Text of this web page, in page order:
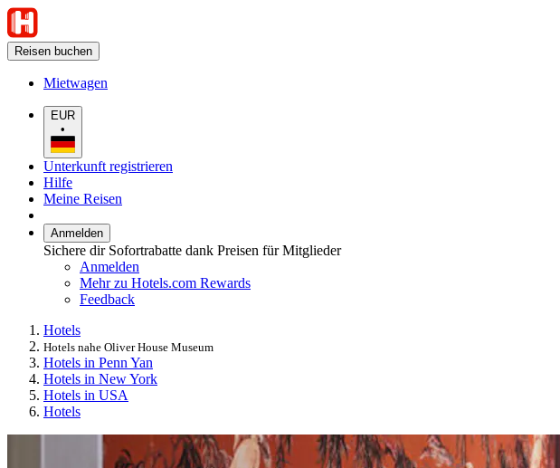
Reisen buchen
Mietwagen
EUR
•
Unterkunft registrieren
Hilfe
Meine Reisen
Anmelden
Sichere dir Sofortrabatte dank Preisen für Mitglieder
Anmelden
Mehr zu Hotels.com Rewards
Feedback
Hotels
Hotels nahe Oliver House Museum
Hotels in Penn Yan
Hotels in New York
Hotels in USA
Hotels